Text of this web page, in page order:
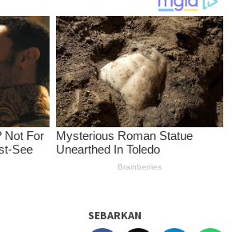
SEBARKAN